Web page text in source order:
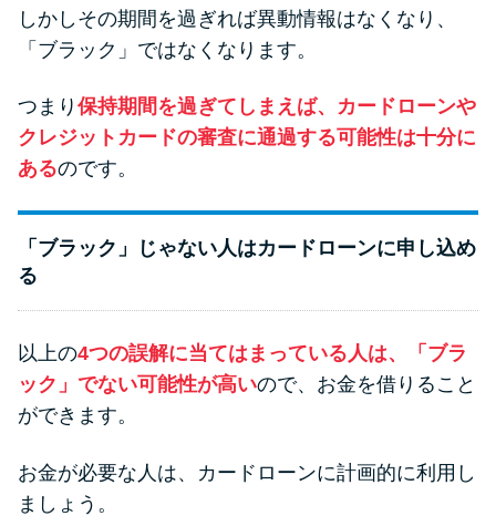
しかしその期間を過ぎれば異動情報はなくなり、
「ブラック」ではなくなります。
つまり 保持期間を過ぎてしまえば、カードローンや
クレジットカードの審査に通過する可能性は十分に
あるのです。
「ブラック」じゃない人はカードローンに申し込め
る
以上の4つの誤解に当てはまっている人は、「ブラ
ック」でない可能性が高いので、お金を借りること
ができます。
お金が必要な人は、カードローンに計画的に利用し
ましょう。